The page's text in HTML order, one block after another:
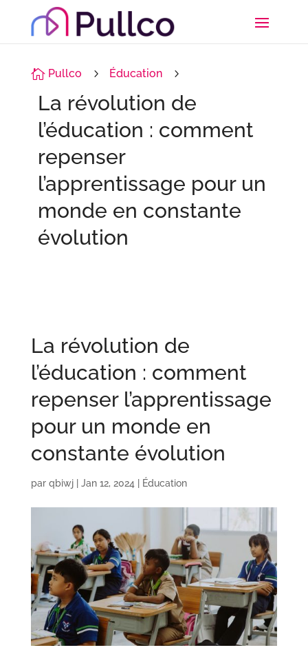
 Pullco 5 Éducation 5
La révolution de
l’éducation : comment
repenser
l’apprentissage pour un
monde en constante
évolution
La révolution de
l’éducation : comment
repenser l’apprentissage
pour un monde en
constante évolution
par qbiwj| Jan 12, 2024 Éducation